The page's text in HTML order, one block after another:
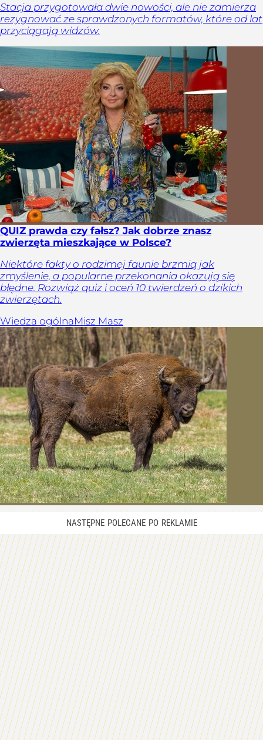
Stacja przygotowała dwie nowości, ale nie zamierza
rezygnować ze sprawdzonych formatów, które od lat
przyciągają widzów.
QUIZ prawda czy fałsz? Jak dobrze znasz
zwierzęta mieszkające w Polsce?
Niektóre fakty o rodzimej faunie brzmią jak
zmyślenie, a popularne przekonania okazują się
błędne. Rozwiąż quiz i oceń 10 twierdzeń o dzikich
zwierzętach.
Wiedza ogólnaMisz Masz